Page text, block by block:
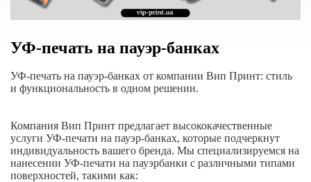
УФ-печать на пауэр-банках
УФ-печать на пауэр-банках от компании Вип Принт: стиль
и функциональность в одном решении.
Компания Вип Принт предлагает высококачественные
услуги УФ-печати на пауэр-банках, которые подчеркнут
индивидуальность вашего бренда. Мы специализируемся на
нанесении УФ-печати на пауэрбанки с различными типами
поверхностей, такими как: